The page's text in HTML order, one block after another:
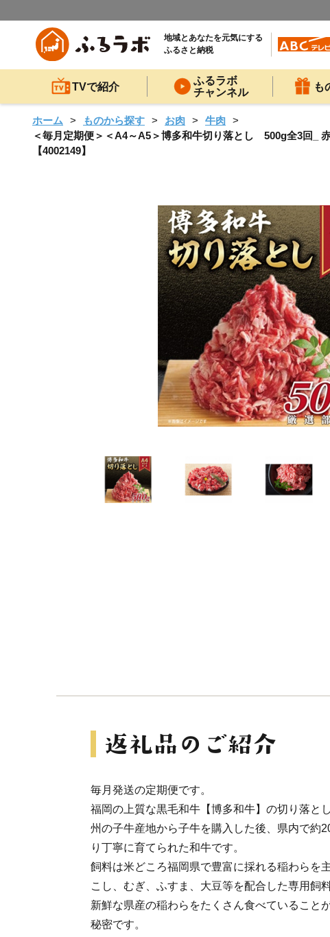
地域とあなたを元気にする
ふるさと納税
TVで紹介
ふるラボ
チャンネル
も
ホーム ものから探す お肉
牛肉
＜毎月定期便＞＜A4～A5＞博多和牛切り落とし 500g全3回_
【4002149】
毎月発送の定期便です。
福岡の上質な黒毛和牛【博多和牛】の切り落と
州の子牛産地から子牛を購入した後、県内で約
り丁寧に育てられた和牛です。
飼料は米どころ福岡県で豊富に採れる稲わらを
こし、むぎ、ふすま、大豆等を配合した専用飼
新鮮な県産の稲わらをたくさん食べていること
秘密です。